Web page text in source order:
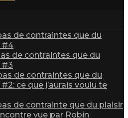
de contraintes que du
#4
de contraintes que du
#3
de contraintes que du
ce que j’aurais voulu te
de contrainte que du plaisir
vue par Robin